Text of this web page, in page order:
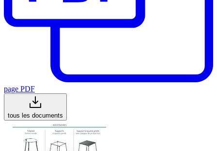
page PDF
tous les documents